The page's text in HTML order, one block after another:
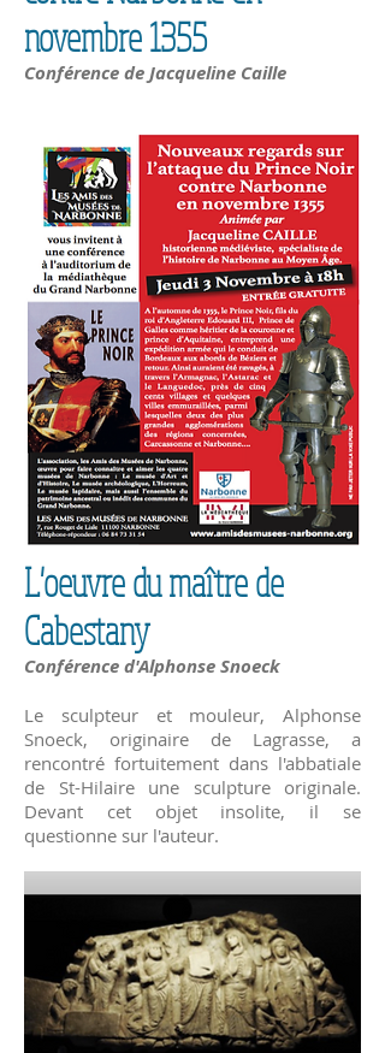
novembre 1355
Conférence de Jacqueline Caille
L'oeuvre du maître de
Cabestany
Conférence d'Alphonse Snoeck
Le sculpteur et mouleur, Alphonse
Snoeck, originaire de Lagrasse, a
rencontré fortuitement dans l'abbatiale
de St-Hilaire une sculpture originale.
Devant cet objet insolite, il se
questionne sur l'auteur.